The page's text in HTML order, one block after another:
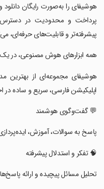
‏‏‏‏‏‏‏هوشیفای را به‌صورت رایگان دانلود
پرداخت و محدودیت در
پیشرفته‌تر و قابلیت‌های حرفه‌ای،
‏‏‏‏‏‏‏همه ابزارهای هوش مصنوعی، در
‏‏‏‏‏‏‏هوشیفای مجموعه‌ای از
اپلیکیشن فارسی، سریع و ساده در
‏‏‏‏‏‏‏💬 گفت‌وگوی هوشمند
‏‏‏‏‏‏‏پاسخ به سوالات، آموزش،
‏‏‏‏‏‏‏🧠 تفکر و استدلال پیشرفته
‏‏‏‏‏‏‏تحلیل مسائل پیچیده و ارائه